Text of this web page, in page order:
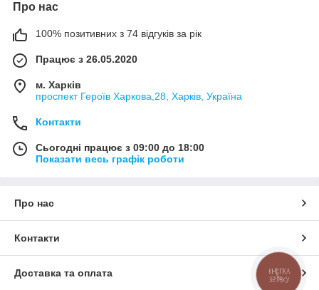
Про нас
100% позитивних з 74 відгуків за рік
Працює з 26.05.2020
м. Харків
проспект Героїв Харкова,28, Харків, Україна
Контакти
Сьогодні працює з 09:00 до 18:00
Показати весь графік роботи
Про нас
Контакти
Доставка та оплата КНОПКА
ЗВ'ЯЗКУ